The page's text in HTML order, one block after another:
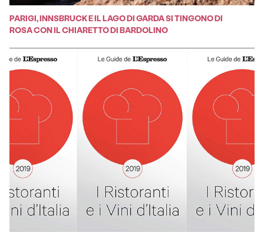
PARIGI, INNSBRUCK E IL LAGO DI GARDA SI TINGONO DI
ROSA CON IL CHIARETTO DI BARDOLINO